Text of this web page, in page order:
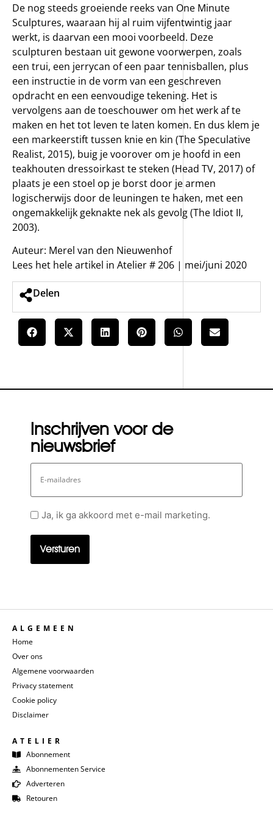
De nog steeds groeiende reeks van One Minute
Sculptures, waaraan hij al ruim vijfentwintig jaar
werkt, is daarvan een mooi voorbeeld. Deze
sculpturen bestaan uit gewone voorwerpen, zoals
een trui, een jerrycan of een paar tennisballen, plus
een instructie in de vorm van een geschreven
opdracht en een eenvoudige tekening. Het is
vervolgens aan de toeschouwer om het werk af te
maken en het tot leven te laten komen. En dus klem je
een markeerstift tussen knie en kin (The Speculative
Realist, 2015), buig je voorover om je hoofd in een
teakhouten dressoirkast te steken (Head TV, 2017) of
plaats je een stoel op je borst door je armen
logischerwijs door de leuningen te haken, met een
ongemakkelijk geknakte nek als gevolg (The Idiot II,
2003).
Auteur: Merel van den Nieuwenhof
Lees het hele artikel in Atelier # 206 | mei/juni 2020
Delen
Inschrijven voor de
nieuwsbrief
E-
mailadres
GeenJa, ik ga akkoord met e-mail marketing.
ALGEMEEN
Home
Over ons
Algemene voorwaarden
Privacy statement
Cookie policy
Disclaimer
ATELIER
Abonnement
Abonnementen Service
Adverteren
Retouren